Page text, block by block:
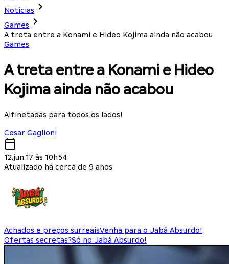
Notícias
Games
A treta entre a Konami e Hideo Kojima ainda não acabou
Games
A treta entre a Konami e Hideo
Kojima ainda não acabou
Alfinetadas para todos os lados!
Cesar Gaglioni
12.jun.17 às 10h54
Atualizado há cerca de 9 anos
Achados e preços surreaisVenha para o Jabá Absurdo!
Ofertas secretas?Só no Jabá Absurdo!